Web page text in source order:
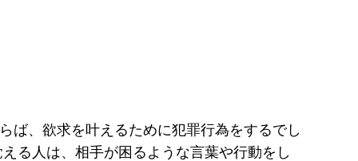
ば、欲求を叶えるために犯罪行為をするでし
る人は、相手が困るような言葉や行動をし